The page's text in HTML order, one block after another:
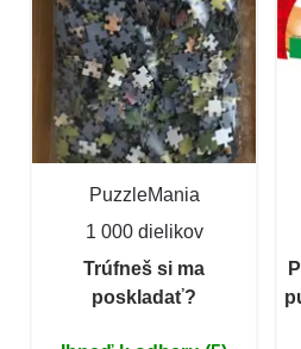
PuzzleMania
1 000 dielikov
Trúfneš si ma
poskladať?